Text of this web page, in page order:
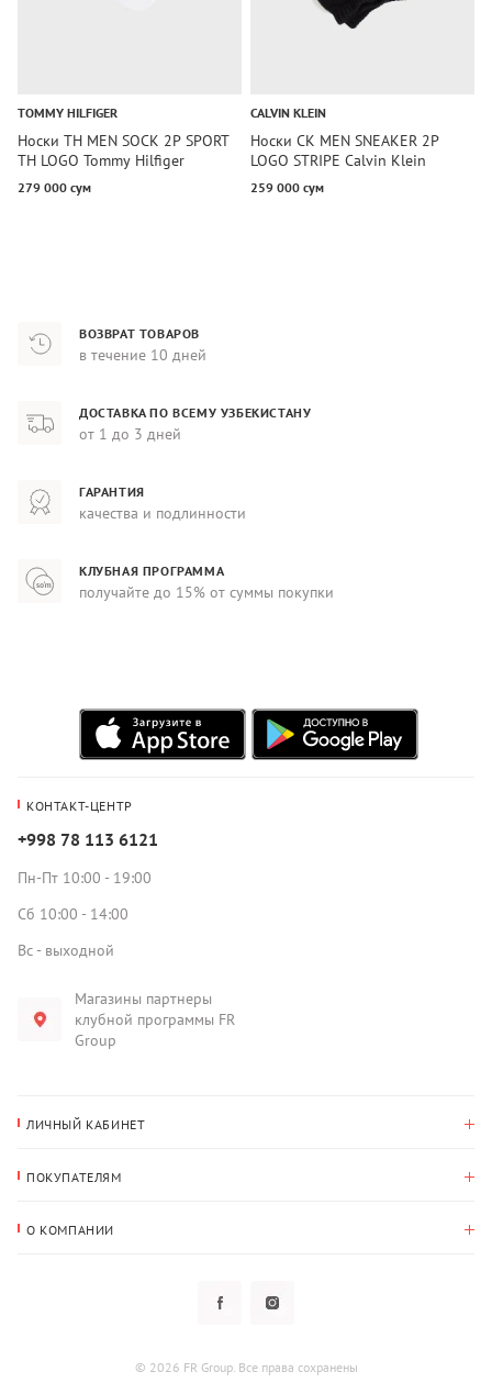
TOMMY HILFIGER
Носки TH MEN SOCK 2P SPORT
TH LOGO Tommy Hilfiger
279 000 сум
CALVIN KLEIN
Носки CK MEN SNEAKER 2P
LOGO STRIPE Calvin Klein
259 000 сум
ВОЗВРАТ ТОВАРОВ
в течение 10 дней
ДОСТАВКА ПО ВСЕМУ УЗБЕКИСТАНУ
от 1 до 3 дней
ГАРАНТИЯ
качества и подлинности
КЛУБНАЯ ПРОГРАММА
получайте до 15% от суммы покупки
КОНТАКТ-ЦЕНТР
+998 78 113 6121
Пн-Пт 10:00 - 19:00
Сб 10:00 - 14:00
Вс - выходной
Магазины партнеры
клубной программы FR
Group
ЛИЧНЫЙ КАБИНЕТ
Адрес для доставки
ПОКУПАТЕЛЯМ
О КОМПАНИИ
Политика конфиденциальности
Пользовательское соглашение© 2026 FR Group. Все права сохранены